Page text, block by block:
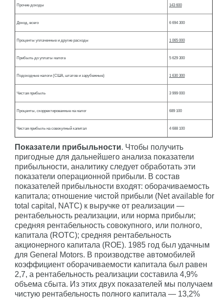
Прочие доходы 143 600
Доход, всего 6 694 300
Проценты уплаченные и другие расходы 1 065 000
Прибыль до уплаты налога 5 629 300
Подоходные налоги (США, штатов и зарубежные) 1 630 300
Чистая прибыль 3 999 000
Проценты, скорректированные на налог 689 100
Чистая прибыль на совокупный капитал 4 688 100
Показатели прибыльности. Чтобы получить
пригодные для дальнейшего анализа показатели
прибыльности, аналитику следует обработать эти
показатели операционной прибыли. В состав
показателей прибыльности входят: оборачиваемость
капитала; отношение чистой прибыли (Net available for
total capital, NATC) к выручке от реализации —
рентабельность реализации, или норма прибыли;
средняя рентабельность совокупного, или полного,
капитала (ROTC); средняя рентабельность
акционерного капитала (ROE). 1985 год был удачным
для General Motors. В производстве автомобилей
коэффициент оборачиваемости капитала был равен
2,7, а рентабельность реализации составила 4,9%
объема сбыта. Из этих двух показателей мы получаем
чистую рентабельность полного капитала — 13,2%